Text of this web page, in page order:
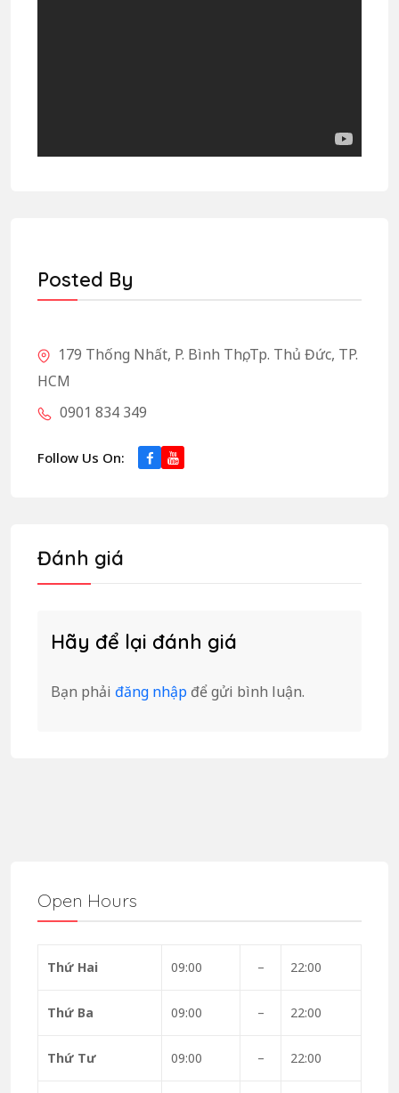
Posted By
179 Thống Nhất, P. Bình Thọ, Tp. Thủ Đức, TP.
HCM
0901 834 349
Follow Us On:
Đánh giá
Hãy để lại đánh giá
Bạn phải đăng nhập để gửi bình luận.
Open Hours
Thứ Hai 09:00 – 22:00
Thứ Ba 09:00 – 22:00
Thứ Tư 09:00 – 22:00